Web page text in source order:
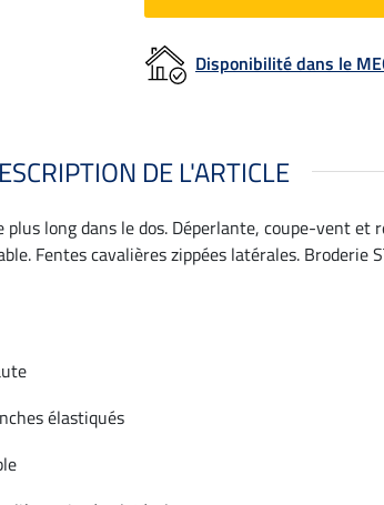
Disponibilité dans le
DE L'ARTICLE
long dans le dos. Déperlante, coupe-vent
Fentes cavalières zippées latérales. Broderie
élastiqués